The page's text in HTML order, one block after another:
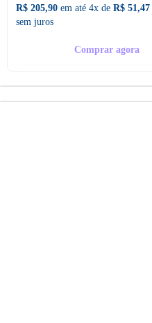
R$ 205,90 em até 4x de R$ 51,47
sem juros
Comprar agora